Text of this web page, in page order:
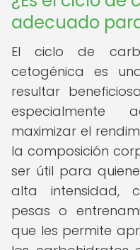
adecuado
El ciclo de
cetogénica es
resultar
especialmente
maximizar el
la composición
ser útil para
alta intensidad,
pesas o
que les permite